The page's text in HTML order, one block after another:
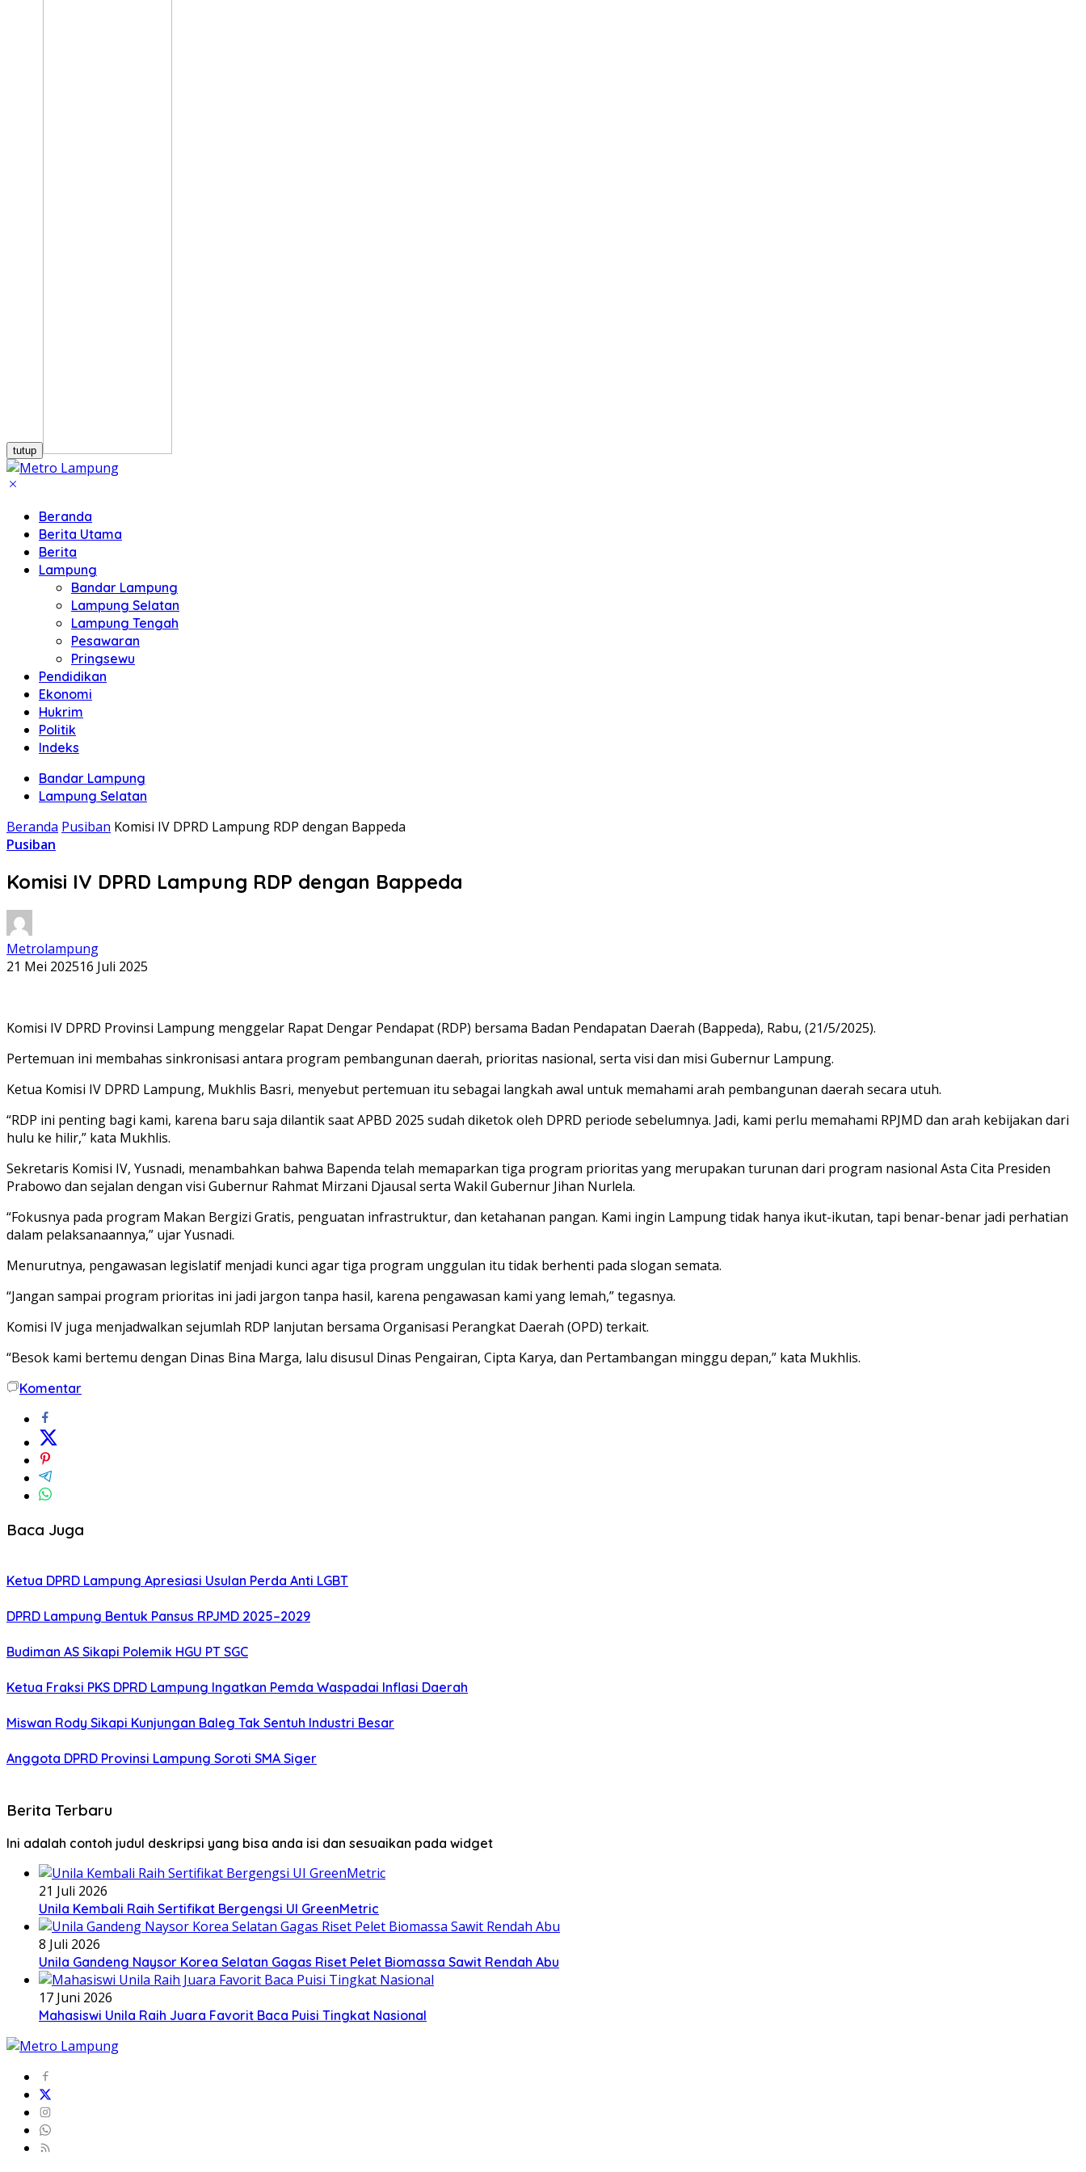
tutup
Beranda
Berita Utama
Berita
Lampung
Bandar Lampung
Lampung Selatan
Lampung Tengah
Pesawaran
Pringsewu
Pendidikan
Ekonomi
Hukrim
Politik
Indeks
Bandar Lampung
Lampung Selatan
Beranda Pusiban Komisi IV DPRD Lampung RDP dengan Bappeda
Pusiban
Komisi IV DPRD Lampung RDP dengan Bappeda
Metrolampung
21 Mei 202516 Juli 2025
Komisi IV DPRD Provinsi Lampung menggelar Rapat Dengar Pendapat (RDP) bersama Badan Pendapatan Daerah (Bappeda), Rabu, (21/5/2025).
Pertemuan ini membahas sinkronisasi antara program pembangunan daerah, prioritas nasional, serta visi dan misi Gubernur Lampung.
Ketua Komisi IV DPRD Lampung, Mukhlis Basri, menyebut pertemuan itu sebagai langkah awal untuk memahami arah pembangunan daerah secara utuh.
“RDP ini penting bagi kami, karena baru saja dilantik saat APBD 2025 sudah diketok oleh DPRD periode sebelumnya. Jadi, kami perlu memahami RPJMD dan arah kebijakan dari
hulu ke hilir,” kata Mukhlis.
Sekretaris Komisi IV, Yusnadi, menambahkan bahwa Bapenda telah memaparkan tiga program prioritas yang merupakan turunan dari program nasional Asta Cita Presiden
Prabowo dan sejalan dengan visi Gubernur Rahmat Mirzani Djausal serta Wakil Gubernur Jihan Nurlela.
“Fokusnya pada program Makan Bergizi Gratis, penguatan infrastruktur, dan ketahanan pangan. Kami ingin Lampung tidak hanya ikut-ikutan, tapi benar-benar jadi perhatian
dalam pelaksanaannya,” ujar Yusnadi.
Menurutnya, pengawasan legislatif menjadi kunci agar tiga program unggulan itu tidak berhenti pada slogan semata.
“Jangan sampai program prioritas ini jadi jargon tanpa hasil, karena pengawasan kami yang lemah,” tegasnya.
Komisi IV juga menjadwalkan sejumlah RDP lanjutan bersama Organisasi Perangkat Daerah (OPD) terkait.
“Besok kami bertemu dengan Dinas Bina Marga, lalu disusul Dinas Pengairan, Cipta Karya, dan Pertambangan minggu depan,” kata Mukhlis.
Komentar
Baca Juga
Ketua DPRD Lampung Apresiasi Usulan Perda Anti LGBT
DPRD Lampung Bentuk Pansus RPJMD 2025–2029
Budiman AS Sikapi Polemik HGU PT SGC
Ketua Fraksi PKS DPRD Lampung Ingatkan Pemda Waspadai Inflasi Daerah
Miswan Rody Sikapi Kunjungan Baleg Tak Sentuh Industri Besar
Anggota DPRD Provinsi Lampung Soroti SMA Siger
Berita Terbaru
Ini adalah contoh judul deskripsi yang bisa anda isi dan sesuaikan pada widget
21 Juli 2026
Unila Kembali Raih Sertifikat Bergengsi UI GreenMetric
8 Juli 2026
Unila Gandeng Naysor Korea Selatan Gagas Riset Pelet Biomassa Sawit Rendah Abu
17 Juni 2026
Mahasiswi Unila Raih Juara Favorit Baca Puisi Tingkat Nasional